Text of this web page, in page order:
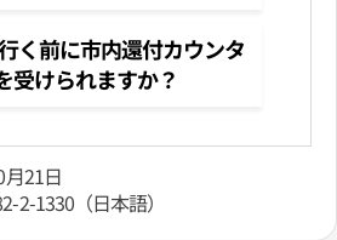
く前に市内還付カウンタ
受けられますか？
21日
2-1330（日本語）